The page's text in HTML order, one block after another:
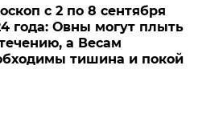
с 2 по 8 сентября
года: Овны могут плыть
а Весам
тишина и покой